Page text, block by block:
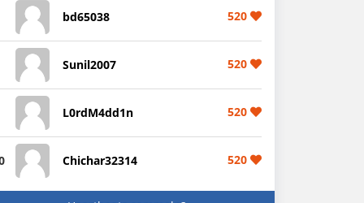
bd65038 520
Sunil2007 520
L0rdM4dd1n 520
Chichar32314 520